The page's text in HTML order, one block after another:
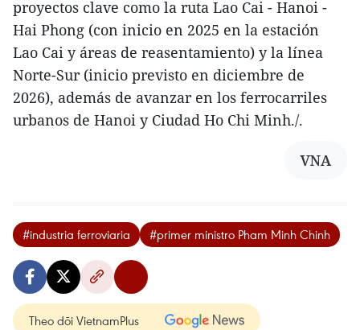
proyectos clave como la ruta Lao Cai - Hanoi -
Hai Phong (con inicio en 2025 en la estación
Lao Cai y áreas de reasentamiento) y la línea
Norte-Sur (inicio previsto en diciembre de
2026), además de avanzar en los ferrocarriles
urbanos de Hanoi y Ciudad Ho Chi Minh./.
VNA
#industria ferroviaria #primer ministro Pham Minh Chinh
Theo dõi VietnamPlus